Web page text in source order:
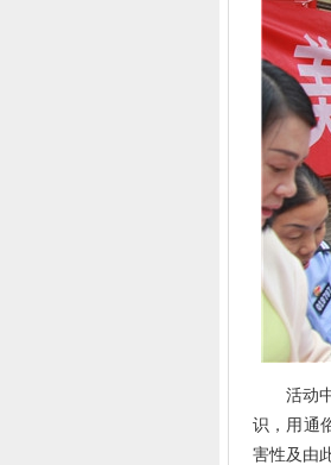
活动中
识，用通
害性及由